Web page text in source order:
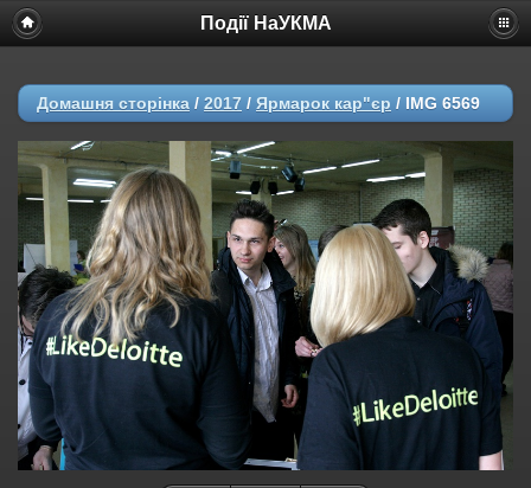
Події НаУКМА
Домашня сторінка / 2017 / Ярмарок кар"єр / IMG 6569